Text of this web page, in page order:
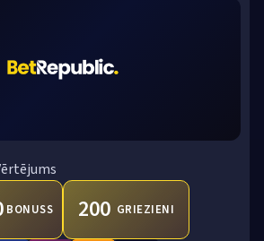
BONUSS 200 GRIEZIENI